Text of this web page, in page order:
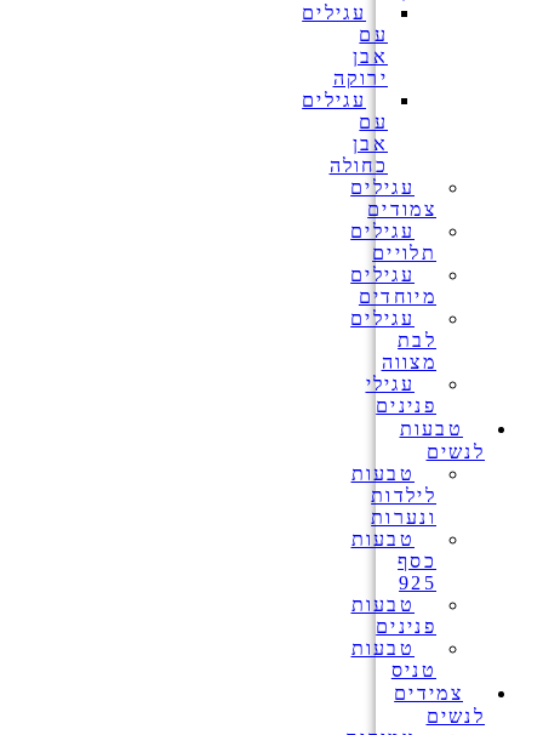
עגילים
עם
אבן
ירוקה
עגילים
עם
אבן
כחולה
עגילים
צמודים
עגילים
תלויים
עגילים
מיוחדים
עגילים
לבת
מצווה
עגילי
פנינים
טבעות
לנשים
טבעות
לילדות
ונערות
טבעות
כסף
925
טבעות
פנינים
טבעות
טניס
צמידים
לנשים